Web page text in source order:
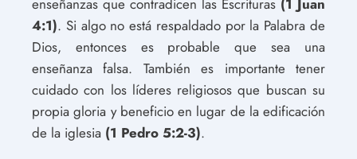
4:1). Si algo no está respaldado por la Palabra de
Dios, entonces es probable que sea una
enseñanza falsa. También es importante tener
cuidado con los líderes religiosos que buscan su
propia gloria y beneficio en lugar de la edificación
de la iglesia (1 Pedro 5:2-3).